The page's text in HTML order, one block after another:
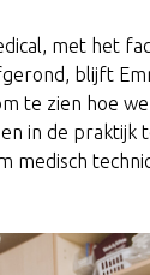
met het
blijft
te zien hoe
in de praktijk